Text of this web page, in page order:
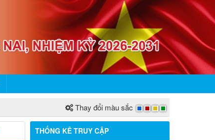
Thay đổi màu sắc
THỐNG KÊ TRUY CẬP